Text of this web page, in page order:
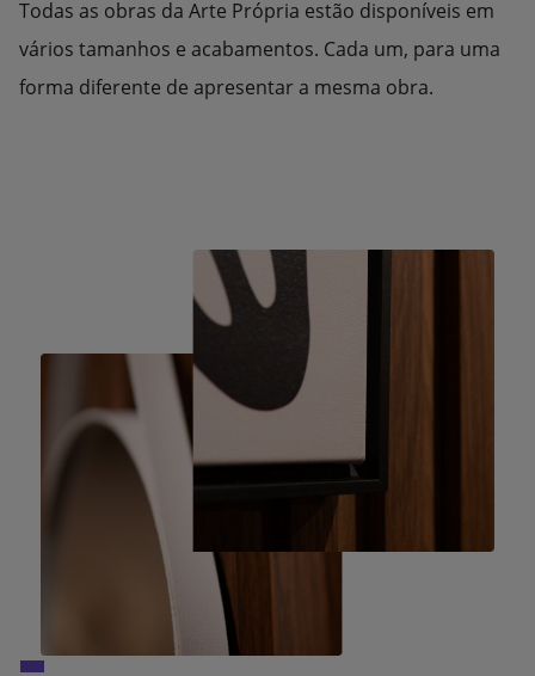
Todas as obras da Arte Própria estão disponíveis em
vários tamanhos e acabamentos. Cada um, para uma
forma diferente de apresentar a mesma obra.